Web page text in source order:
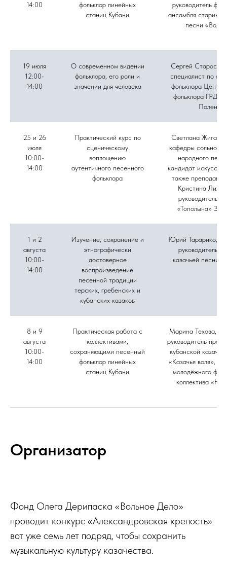
14:00
фольклор линейных
станиц Кубани
руководитель
ансамбля
песни
19 июля
12:00-
14:00
О современном видении
фольклора, его роли и
значении для человека
Сергей
специалист по
фольклора Центра
фольклора
Поленова
25 и 26
июля
10:00-
14:00
Практический курс по
сценическому
воплощению
аутентичного песенного
фольклора
Светлана
кафедры сольного
народного
кандидат
также
Кристина
руководитель
«Тополына» Зоя
1 и 2
августа
10:00-
14:00
Изучение, сохранение и
этнографически
достоверное
воспроизведение
песенной традиции
терских, гребенских и
кубанских казаков
Юрий Тарарико,
руководитель
казачьей песни
8 и 9
августа
10:00-
14:00
Практическая работа с
коллективами,
сохраняющими песенный
фольклор линейных
станиц Кубани
Марина Техова,
руководитель
кубанской
«Казачья воля»,
молодёжного
коллектива
Организатор
Фонд Олега Дерипаска «Вольное Дело»
проводит конкурс «Александровская крепость»
вот уже семь лет подряд, чтобы сохранить
музыкальную культуру казачества.